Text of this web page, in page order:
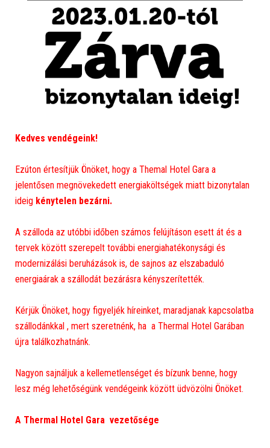
Kedves vendégeink!
Ezúton értesítjük Önöket, hogy a Themal Hotel Gara a
jelentősen megnövekedett energiaköltségek miatt bizonytalan
ideig kénytelen bezárni.
A szálloda az utóbbi időben számos felújításon esett át és a
tervek között szerepelt további energiahatékonysági és
modernizálási beruházások is, de sajnos az elszabaduló
energiaárak a szállodát bezárásra kényszerítették.
Kérjük Önöket, hogy figyeljék híreinket, maradjanak kapcsolatba
szállodánkkal , mert szeretnénk, ha a Thermal Hotel Garában
újra találkozhatnánk.
Nagyon sajnáljuk a kellemetlenséget és bízunk benne, hogy
lesz még lehetőségünk vendégeink között üdvözölni Önöket.
A Thermal Hotel Gara vezetősége